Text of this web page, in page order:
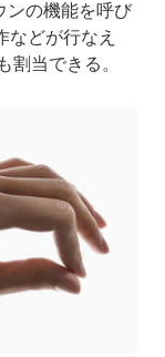
ンの機能を呼び
などが行なえ
割当できる。